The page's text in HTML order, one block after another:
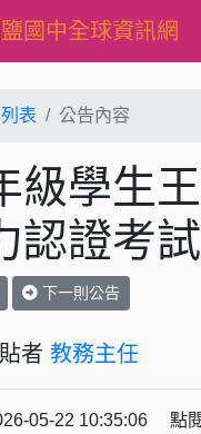
國中全球資訊網
表 公告內容
級學生
認證考
下一則公告
者 教務主任
05-22 10:35:06 點閱